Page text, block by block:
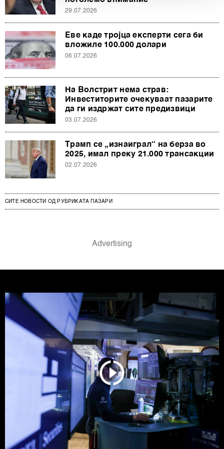
d.o.o. иПертнери. Повеќе за податоците кои ги
обработуваме како и за вашите права прочитајте во
нашатаПолитика на приватност, а за колачињата и
други слични технологии воПолитиката на
колачиња. Колачињата во кој било момент можете
повторно да ги ажурирате со клик на „Прикажи ги
ја повлечете без негативни последици.
29.07.2026
Еве каде тројца експерти сега би
вложиле 100.000 долари
06.07.2026
На Волстрит нема страв:
Инвеститорите очекуваат пазарите
да ги издржат сите предизвици
03.07.2026
Трамп се „изнаиграл“ на берза во
2025, имал преку 21.000 трансакции
02.07.2026
СИТЕ НОВОСТИ ОД РУБРИКАТА ПАЗАРИ